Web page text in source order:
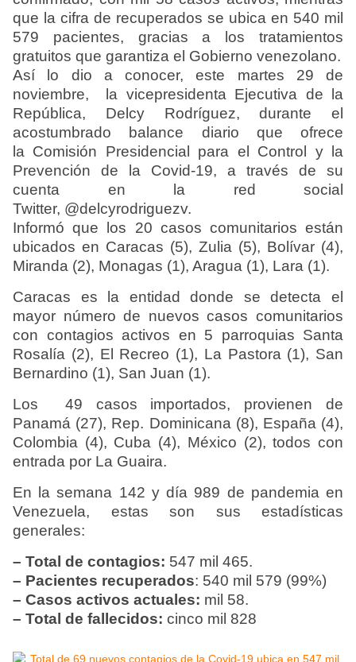
que la cifra de recuperados se ubica en 540 mil
579 pacientes, gracias a los tratamientos
gratuitos que garantiza el Gobierno venezolano.
Así lo dio a conocer, este martes 29 de
noviembre, la vicepresidenta Ejecutiva de la
República, Delcy Rodríguez, durante el
acostumbrado balance diario que ofrece
la Comisión Presidencial para el Control y la
Prevención de la Covid-19, a través de su
cuenta en la red social
Twitter, @delcyrodriguezv.
Informó que los 20 casos comunitarios están
ubicados en Caracas (5), Zulia (5), Bolívar (4),
Miranda (2), Monagas (1), Aragua (1), Lara (1).
Caracas es la entidad donde se detecta el
mayor número de nuevos casos comunitarios
con contagios activos en 5 parroquias Santa
Rosalía (2), El Recreo (1), La Pastora (1), San
Bernardino (1), San Juan (1).
Los 49 casos importados, provienen de
Panamá (27), Rep. Dominicana (8), España (4),
Colombia (4), Cuba (4), México (2), todos con
entrada por La Guaira.
En la semana 142 y día 989 de pandemia en
Venezuela, estas son sus estadísticas
generales:
– Total de contagios: 547 mil 465.
– Pacientes recuperados: 540 mil 579 (99%)
– Casos activos actuales: mil 58.
– Total de fallecidos: cinco mil 828